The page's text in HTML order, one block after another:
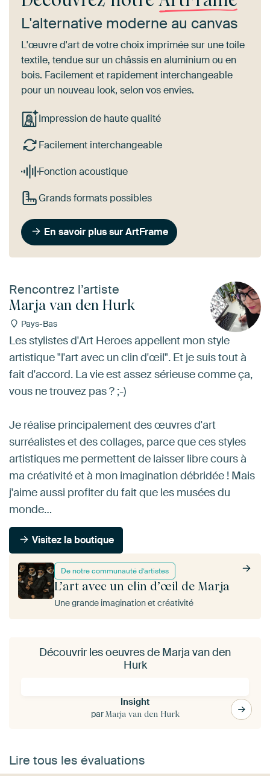
L'alternative moderne au canvas
L'œuvre d'art de votre choix imprimée sur une toile
textile, tendue sur un châssis en aluminium ou en
bois. Facilement et rapidement interchangeable
pour un nouveau look, selon vos envies.
Impression de haute qualité
Facilement interchangeable
Fonction acoustique
Grands formats possibles
En savoir plus sur ArtFrame
Rencontrez l’artiste
Marja van den Hurk
Pays-Bas
De notre communauté d’artistes
L’art avec un clin d’œil de Marja
Une grande imagination et créativité
Les stylistes d'Art Heroes appellent mon style
artistique "l'art avec un clin d'œil". Et je suis tout à
fait d'accord. La vie est assez sérieuse comme ça,
vous ne trouvez pas ? ;-)
Je réalise principalement des œuvres d'art
surréalistes et des collages, parce que ces styles
artistiques me permettent de laisser libre cours à
ma créativité et à mon imagination débridée ! Mais
j'aime aussi profiter du fait que les musées du
monde…
Visitez la boutique
Découvrir les oeuvres de Marja van den
Hurk
Insight
parMarja van den Hurk
Lire tous les évaluations